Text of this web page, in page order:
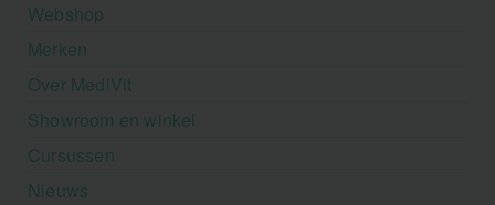
Webshop
Merken
Over MediVit
Showroom en winkel
Cursussen
Nieuws